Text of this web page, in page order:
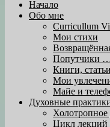
Начало
Обо мне
Curricullum
Мои стихи
Попутчики …
Книги, статьи
Мои
Майе и
Духовные
Цикл лекций